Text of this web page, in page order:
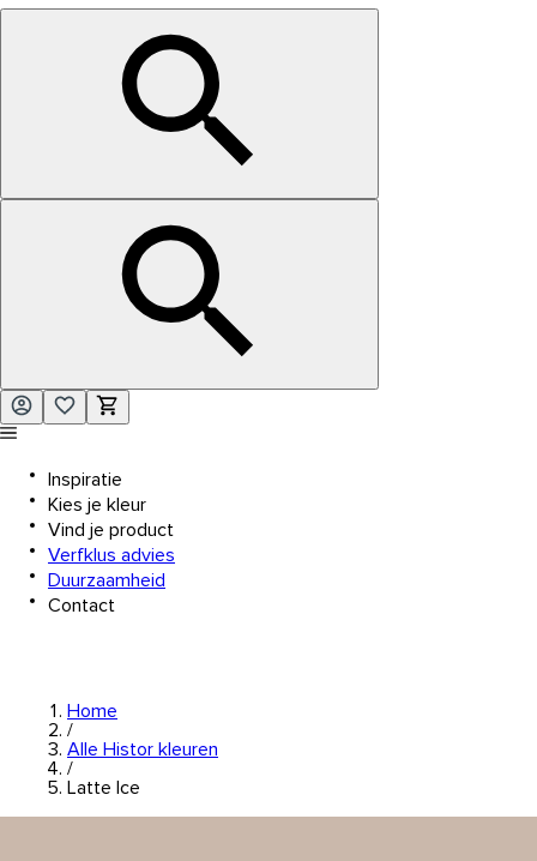
Inspiratie
Kies je kleur
Vind je product
Verfklus advies
Duurzaamheid
Contact
Home
/
Alle Histor kleuren
/
Latte Ice